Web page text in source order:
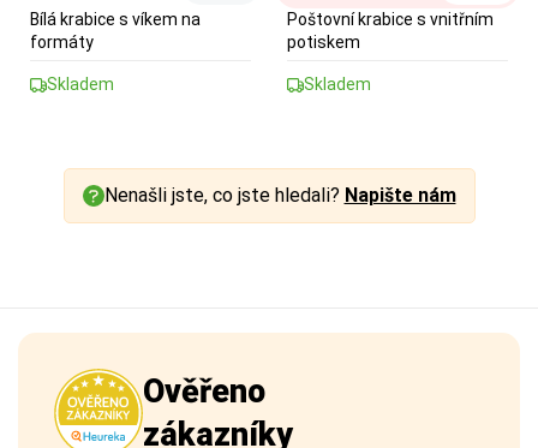
Bílá krabice s víkem na
formáty
Skladem
Poštovní krabice s vnitřním
potiskem
Skladem
Nenašli jste, co jste hledali? Napište nám
Ověřeno
zákazníky